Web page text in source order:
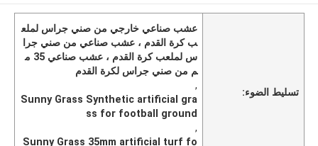
تسليط الضوء:
عشب صناعي خارجي من صني جراس لملع
ب كرة القدم ، عشب صناعي من صني جرا
س لملعب كرة القدم ، عشب صناعي 35 م
م من صني جراس لكرة القدم
,
Sunny Grass Synthetic artificial gra
ss for football ground
,
Sunny Grass 35mm artificial turf fo